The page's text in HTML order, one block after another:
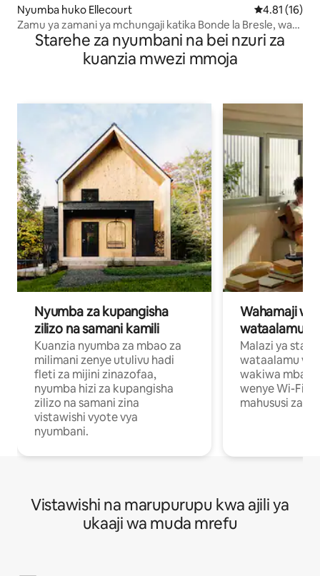
Nyumba huko Ellecourt Ukadiriaji wa
4.81 (16)
Zamu ya zamani ya mchungaji katika Bonde la Bresle, watu
Starehe za nyumbani na bei nzuri za
kuanzia mwezi mmoja
Nyumba za kupangisha
zilizo na samani kamili
Kuanzia nyumba za mbao za
milimani zenye utulivu hadi
fleti za mijini zinazofaa,
nyumba hizi za kupangisha
zilizo na samani zina
vistawishi vyote vya
nyumbani.
Wahamaji
wataalamu
Malazi ya
wataalamu
wakiwa mbali
wenye Wi-Fi
mahususi za
Vistawishi na marupurupu kwa ajili ya
ukaaji wa muda mrefu